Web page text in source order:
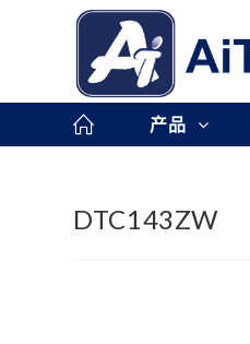
产品
DTC143ZW